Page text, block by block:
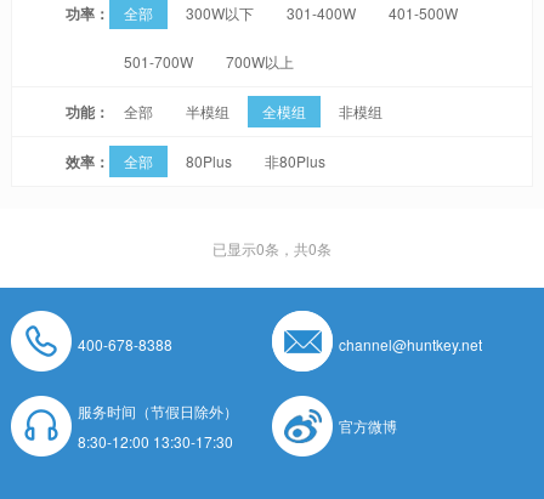
功率： 全部 300W以下 301-400W 401-500W
501-700W 700W以上
功能： 全部 半模组 全模组 非模组
效率： 全部 80Plus 非80Plus
已显示0条，共0条
400-678-8388 channel@huntkey.net
服务时间（节假日除外）
8:30-12:00 13:30-17:30
官方微博